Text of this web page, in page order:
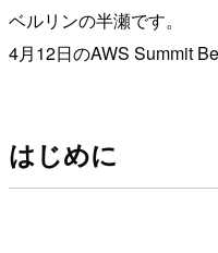
ベルリンの半瀬です。
4月12日のAWS Summit
はじめに